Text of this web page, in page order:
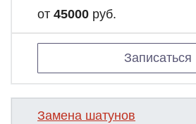
от 45000 руб.
Записаться
Замена шатунов